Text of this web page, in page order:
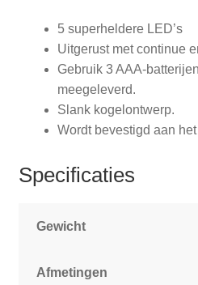
5 superheldere LED’s
Uitgerust met continue
Gebruik 3 AAA-
meegeleverd.
Slank kogelontwerp.
Wordt bevestigd aan
Specificaties
Gewicht
Afmetingen